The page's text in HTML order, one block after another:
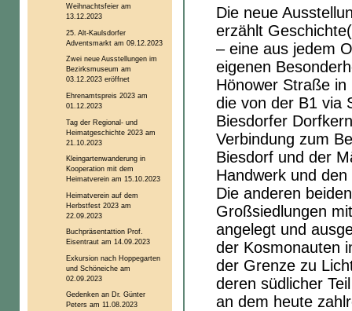
Die neue
erzählt
– eine aus jedem
eigenen
Hönower Straße
die von der B1 via
Biesdorfer
Verbindung zum
Biesdorf und der
Handwerk und
Die anderen
Großsiedlungen
angelegt und
der Kosmonauten
der Grenze zu
deren südlicher
an dem heute
Weihnachtsfeier am
13.12.2023
25. Alt-Kaulsdorfer
Adventsmarkt am 09.12.2023
Zwei neue Ausstellungen im
Bezirksmuseum am
03.12.2023 eröffnet
Ehrenamtspreis 2023 am
01.12.2023
Tag der Regional- und
Heimatgeschichte 2023 am
21.10.2023
Kleingartenwanderung in
Kooperation mit dem
Heimatverein am 15.10.2023
Heimatverein auf dem
Herbstfest 2023 am
22.09.2023
Buchpräsentattion Prof.
Eisentraut am 14.09.2023
Exkursion nach Hoppegarten
und Schöneiche am
02.09.2023
Gedenken an Dr. Günter
Peters am 11.08.2023